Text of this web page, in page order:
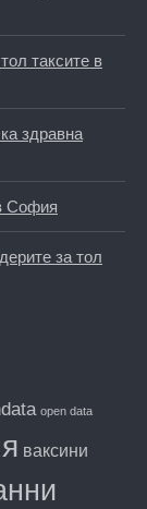
таксите в
здравна
София
за тол
open data
ваксини